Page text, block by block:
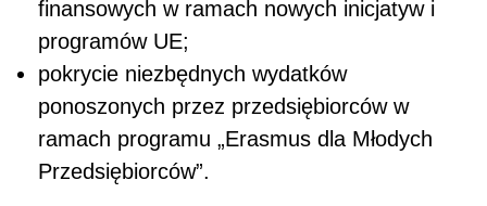
finansowych w ramach nowych inicjatyw i
programów UE;
pokrycie niezbędnych wydatków
ponoszonych przez przedsiębiorców w
ramach programu „Erasmus dla Młodych
Przedsiębiorców”.